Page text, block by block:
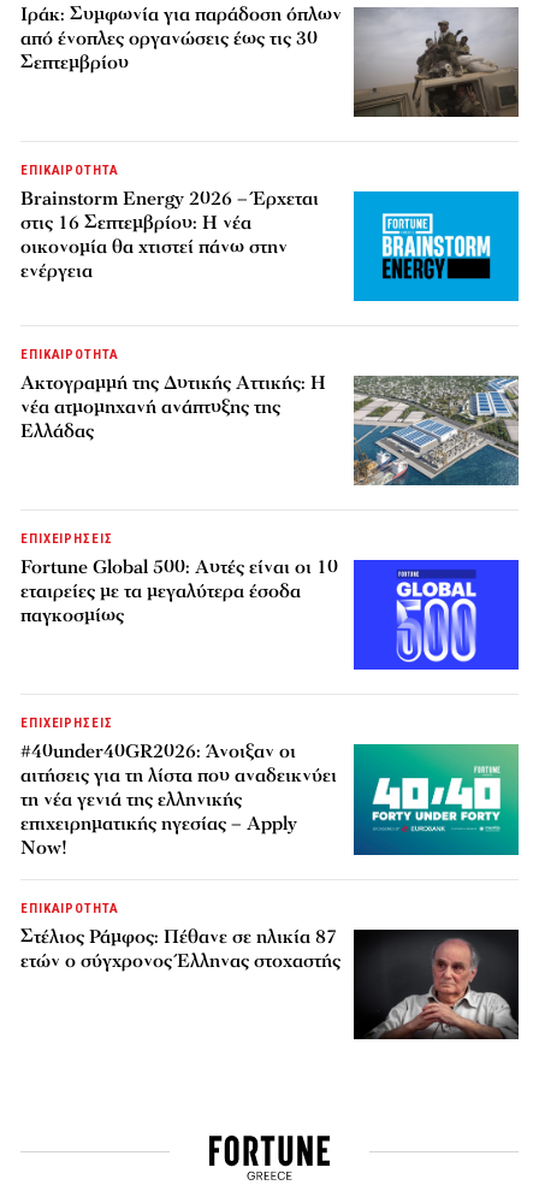
Ιράκ: Συμφωνία για παράδοση όπλων
από ένοπλες οργανώσεις έως τις 30
Σεπτεμβρίου
ΕΠΙΚΑΙΡΟΤΗΤΑ
Brainstorm Energy 2026 – Έρχεται
στις 16 Σεπτεμβρίου: Η νέα
οικονομία θα χτιστεί πάνω στην
ενέργεια
ΕΠΙΚΑΙΡΟΤΗΤΑ
Ακτογραμμή της Δυτικής Αττικής: Η
νέα ατμομηχανή ανάπτυξης της
Ελλάδας
ΕΠΙΧΕΙΡΗΣΕΙΣ
Fortune Global 500: Αυτές είναι οι 10
εταιρείες με τα μεγαλύτερα έσοδα
παγκοσμίως
ΕΠΙΧΕΙΡΗΣΕΙΣ
#40under40GR2026: Άνοιξαν οι
αιτήσεις για τη λίστα που αναδεικνύει
τη νέα γενιά της ελληνικής
επιχειρηματικής ηγεσίας – Apply
Now!
ΕΠΙΚΑΙΡΟΤΗΤΑ
Στέλιος Ράμφος: Πέθανε σε ηλικία 87
ετών ο σύγχρονος Έλληνας στοχαστής